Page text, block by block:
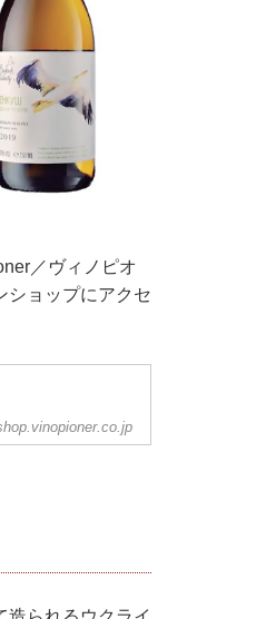
／ヴィノピオ
ショップにアクセ